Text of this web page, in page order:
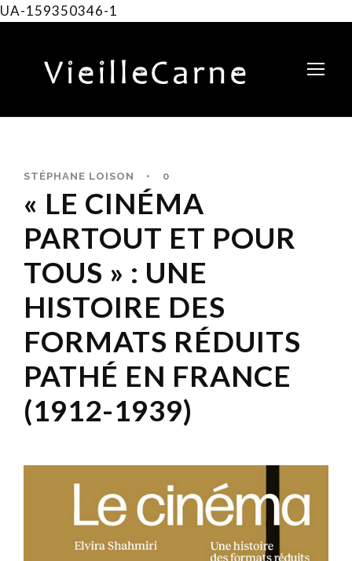
UA-159350346-1
STÉPHANE LOISON • 0
« LE CINÉMA
PARTOUT ET POUR
TOUS » : UNE
HISTOIRE DES
FORMATS RÉDUITS
PATHÉ EN FRANCE
(1912-1939)